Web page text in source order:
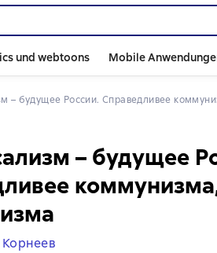
und webtoons Mobile
– будущее России. Справедливее
– будущее